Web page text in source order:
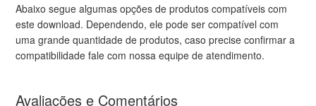
Abaixo segue algumas opções de produtos compatíveis com
este download. Dependendo, ele pode ser compatível com
uma grande quantidade de produtos, caso precise confirmar a
compatibilidade fale com nossa equipe de atendimento.
Avaliações e Comentários